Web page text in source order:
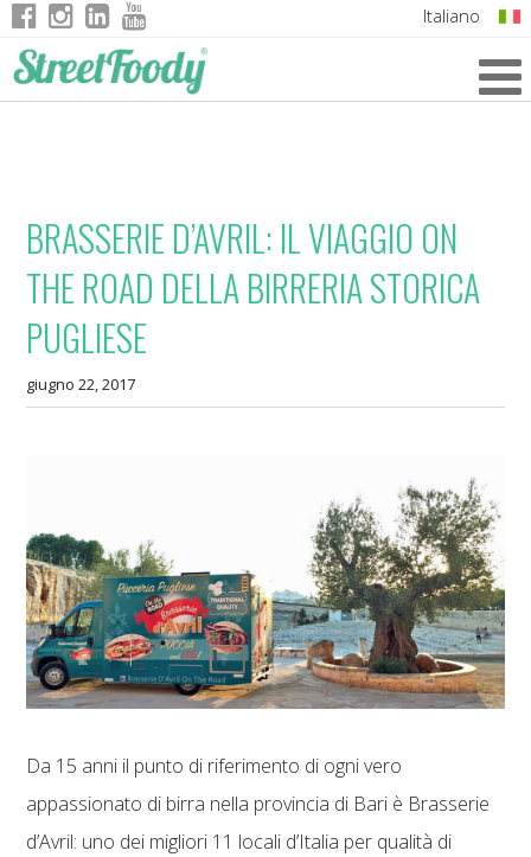
Italiano
BRASSERIE D’AVRIL: IL VIAGGIO ON
THE ROAD DELLA BIRRERIA STORICA
PUGLIESE
giugno 22, 2017
Da 15 anni il punto di riferimento di ogni vero
appassionato di birra nella provincia di Bari è Brasserie
d’Avril: uno dei migliori 11 locali d’Italia per qualità di